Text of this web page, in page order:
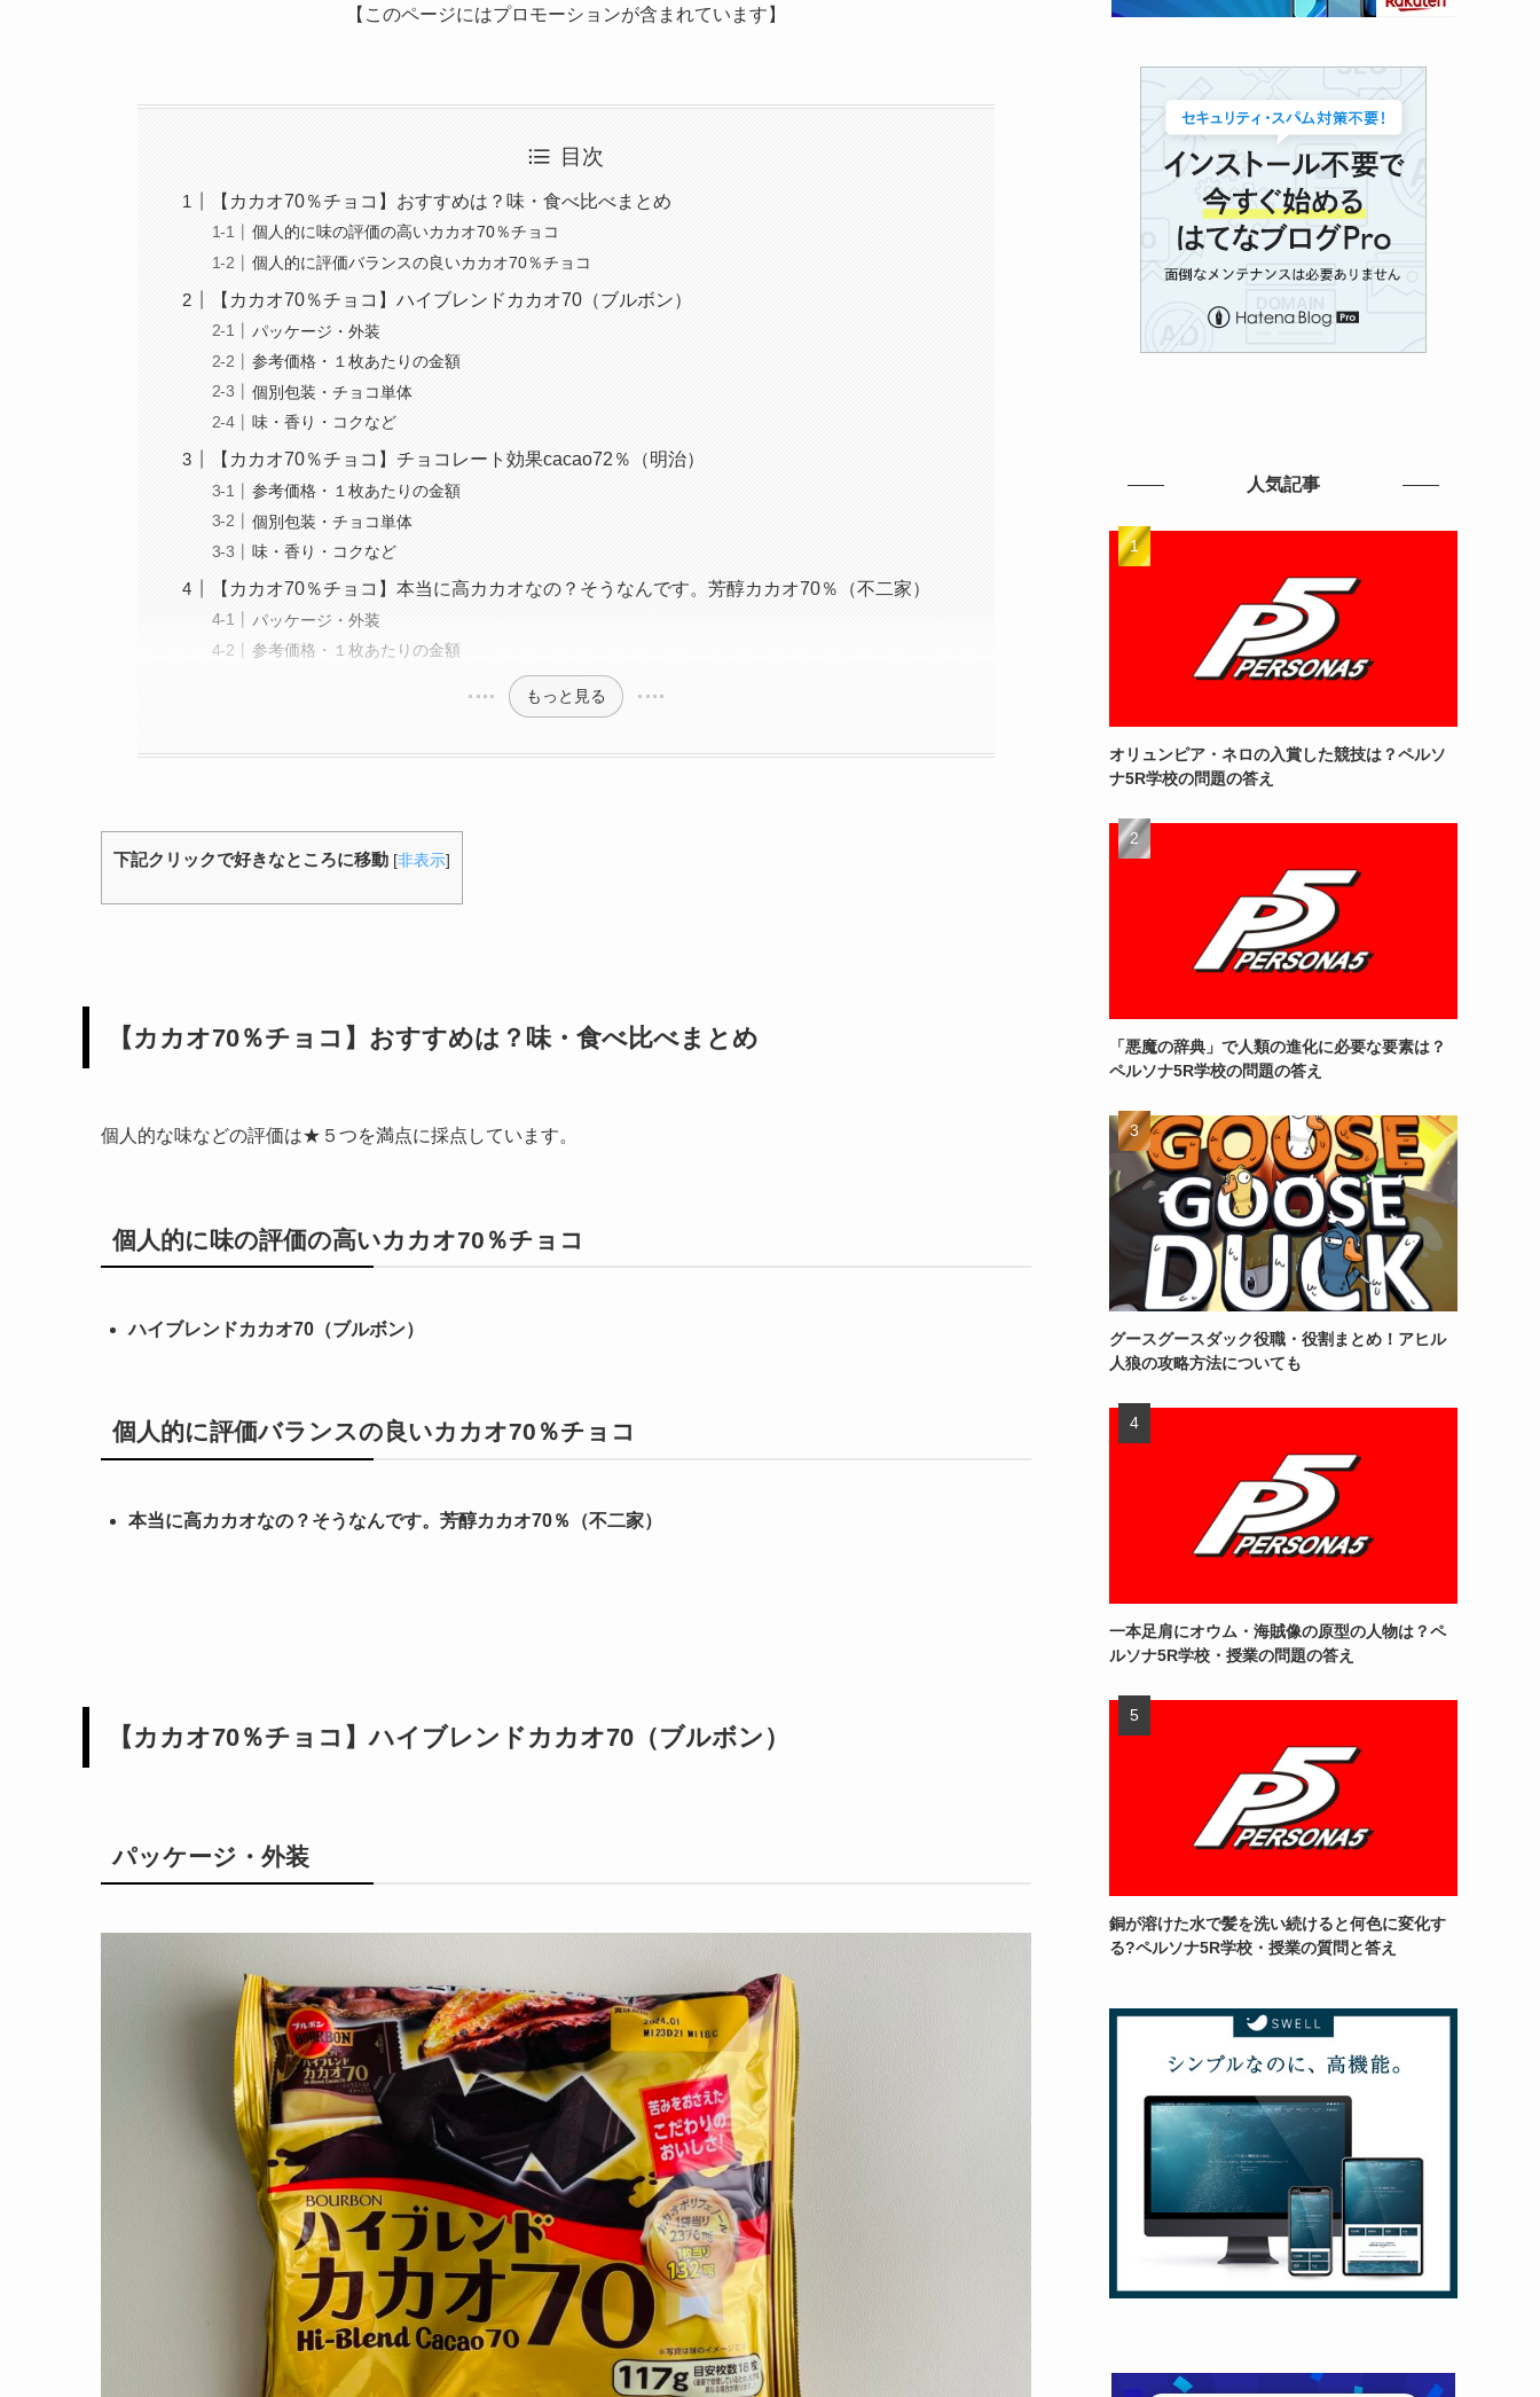
【このページにはプロモーションが含まれています】
目次
【カカオ70％チョコ】おすすめは？味・食べ比べまとめ
個人的に味の評価の高いカカオ70％チョコ
個人的に評価バランスの良いカカオ70％チョコ
【カカオ70％チョコ】ハイブレンドカカオ70（ブルボン）
パッケージ・外装
参考価格・１枚あたりの金額
個別包装・チョコ単体
味・香り・コクなど
【カカオ70％チョコ】チョコレート効果cacao72％（明治）
参考価格・１枚あたりの金額
個別包装・チョコ単体
味・香り・コクなど
【カカオ70％チョコ】本当に高カカオなの？そうなんです。芳醇カカオ70％（不二家）
パッケージ・外装
参考価格・１枚あたりの金額
もっと見る
下記クリックで好きなところに移動 [非表示]
【カカオ70％チョコ】おすすめは？味・食べ比べまとめ
個人的な味などの評価は★５つを満点に採点しています。
個人的に味の評価の高いカカオ70％チョコ
ハイブレンドカカオ70（ブルボン）
個人的に評価バランスの良いカカオ70％チョコ
本当に高カカオなの？そうなんです。芳醇カカオ70％（不二家）
【カカオ70％チョコ】ハイブレンドカカオ70（ブルボン）
パッケージ・外装
人気記事
オリュンピア・ネロの入賞した競技は？ペルソ
ナ5R学校の問題の答え
「悪魔の辞典」で人類の進化に必要な要素は？
ペルソナ5R学校の問題の答え
グースグースダック役職・役割まとめ！アヒル
人狼の攻略方法についても
一本足肩にオウム・海賊像の原型の人物は？ペ
ルソナ5R学校・授業の問題の答え
銅が溶けた水で髪を洗い続けると何色に変化す
る?ペルソナ5R学校・授業の質問と答え